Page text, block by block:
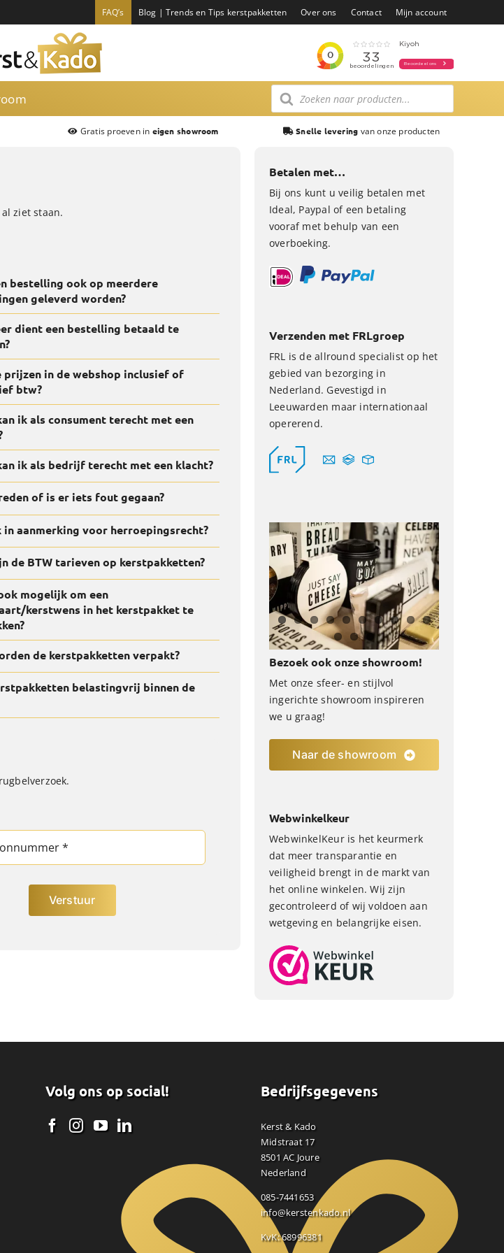
FAQ’s Blog | Trends en Tips kerstpakketten Over ons Contact Mijn account
Producten
zoeken
Gratis proeven in eigen showroom Snelle levering van onze producten
ziet staan.
bestelling ook op meerdere
geleverd worden?
dient een bestelling betaald te
prijzen in de webshop inclusief of
btw?
ik als consument terecht met een
ik als bedrijf terecht met een klacht?
of is er iets fout gegaan?
in aanmerking voor herroepingsrecht?
de BTW tarieven op kerstpakketten?
mogelijk om een
kerstwens in het kerstpakket te
de kerstpakketten verpakt?
belastingvrij binnen de
Verstuur
Betalen met…
Bij ons kunt u veilig betalen met
Ideal, Paypal of een betaling
vooraf met behulp van een
overboeking.
Verzenden met FRLgroep
FRL is de allround specialist op het
gebied van bezorging in
Nederland. Gevestigd in
Leeuwarden maar internationaal
opererend.
Bezoek ook onze showroom!
Met onze sfeer- en stijlvol
ingerichte showroom inspireren
we u graag!
Naar de showroom
Webwinkelkeur
WebwinkelKeur is het keurmerk
dat meer transparantie en
veiligheid brengt in de markt van
het online winkelen. Wij zijn
gecontroleerd of wij voldoen aan
wetgeving en belangrijke eisen.
Volg ons op social! Bedrijfsgegevens
Kerst & Kado
Midstraat 17
8501 AC Joure
Nederland
085-7441653
info@kerstenkado.nl
KvK: 68996381